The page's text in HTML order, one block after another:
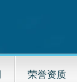
荣誉资质